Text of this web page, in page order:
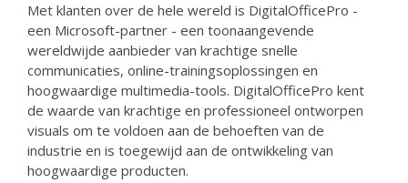
Met klanten over de hele wereld is DigitalOfficePro -
een Microsoft-partner - een toonaangevende
wereldwijde aanbieder van krachtige snelle
communicaties, online-trainingsoplossingen en
hoogwaardige multimedia-tools. DigitalOfficePro kent
de waarde van krachtige en professioneel ontworpen
visuals om te voldoen aan de behoeften van de
industrie en is toegewijd aan de ontwikkeling van
hoogwaardige producten.